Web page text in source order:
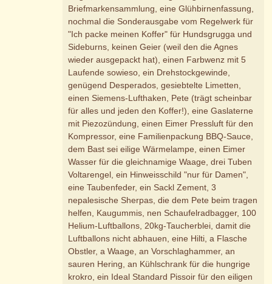
Briefmarkensammlung, eine Glühbirnenfassung,
nochmal die Sonderausgabe vom Regelwerk für
"Ich packe meinen Koffer" für Hundsgrugga und
Sideburns, keinen Geier (weil den die Agnes
wieder ausgepackt hat), einen Farbwenz mit 5
Laufende sowieso, ein Drehstockgewinde,
genügend Desperados, gesiebtelte Limetten,
einen Siemens-Lufthaken, Pete (trägt scheinbar
für alles und jeden den Koffer!), eine Gaslaterne
mit Piezozündung, einen Eimer Pressluft für den
Kompressor, eine Familienpackung BBQ-Sauce,
dem Bast sei eilige Wärmelampe, einen Eimer
Wasser für die gleichnamige Waage, drei Tuben
Voltarengel, ein Hinweisschild "nur für Damen",
eine Taubenfeder, ein Sackl Zement, 3
nepalesische Sherpas, die dem Pete beim tragen
helfen, Kaugummis, nen Schaufelradbagger, 100
Helium-Luftballons, 20kg-Taucherblei, damit die
Luftballons nicht abhauen, eine Hilti, a Flasche
Obstler, a Waage, an Vorschlaghammer, an
sauren Hering, an Kühlschrank für die hungrige
krokro, ein Ideal Standard Pissoir für den eiligen